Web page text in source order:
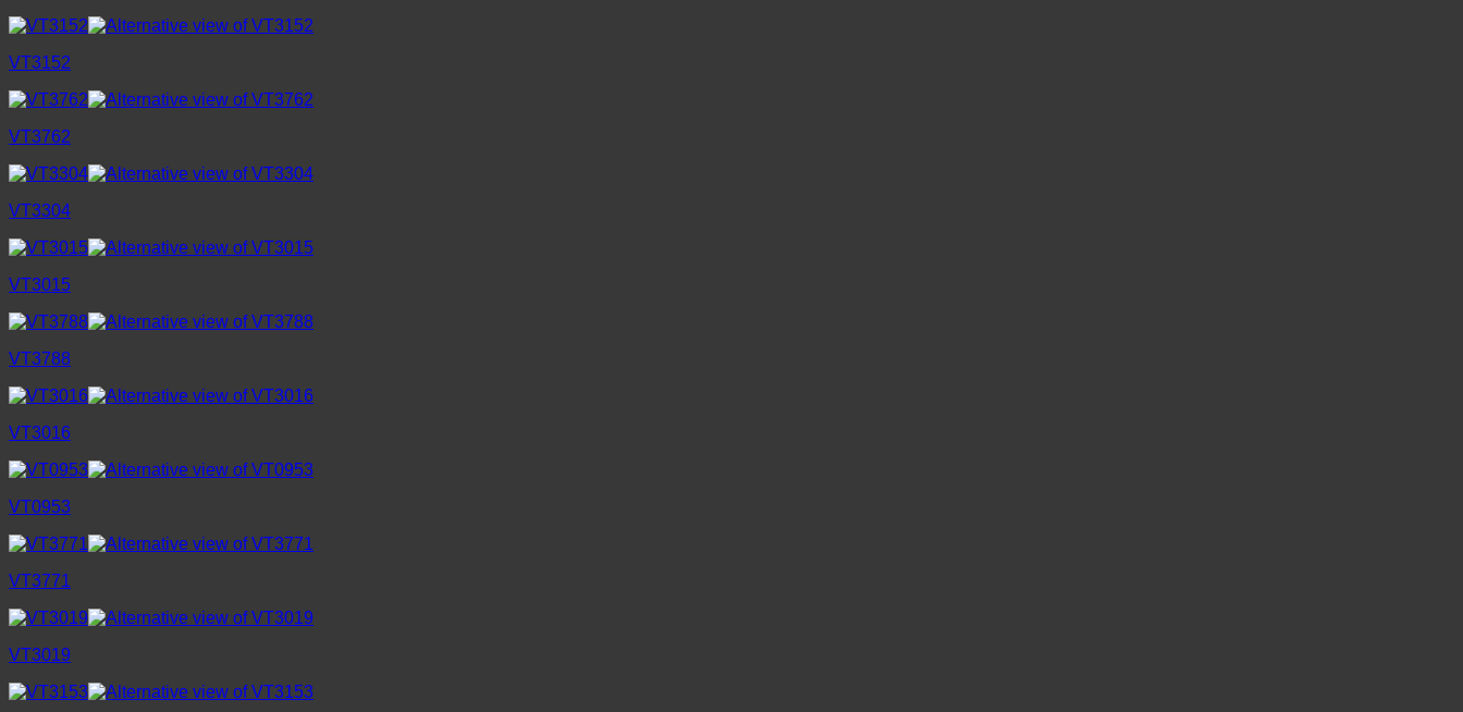
VT3152
VT3762
VT3304
VT3015
VT3788
VT3016
VT0953
VT3771
VT3019